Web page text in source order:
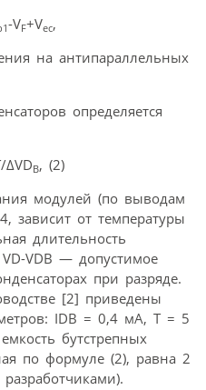
-VF+Vec,
на антипараллельных
определяется
ΔVDB, (2)
модулей (по выводам
зависит от температуры
длительность
VDB — допустимое
при разряде.
[2] приведены
IDB = 0,4 мА, Т = 5
бутстрепных
по формуле (2), равна 2